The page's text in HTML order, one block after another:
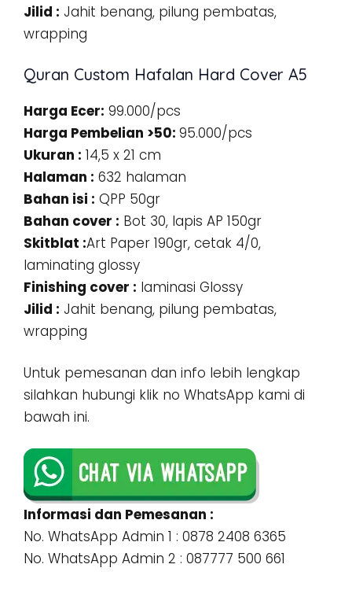
Jilid : Jahit benang, pilung pembatas,
wrapping
Quran Custom Hafalan Hard Cover A5
Harga Ecer: 99.000/pcs
Harga Pembelian >50: 95.000/pcs
Ukuran : 14,5 x 21 cm
Halaman : 632 halaman
Bahan isi : QPP 50gr
Bahan cover : Bot 30, lapis AP 150gr
Skitblat :Art Paper 190gr, cetak 4/0,
laminating glossy
Finishing cover : laminasi Glossy
Jilid : Jahit benang, pilung pembatas,
wrapping
Untuk pemesanan dan info lebih lengkap
silahkan hubungi klik no WhatsApp kami di
bawah ini.
Informasi dan Pemesanan :
No. WhatsApp Admin 1 : 0878 2408 6365
No. WhatsApp Admin 2 : 087777 500 661